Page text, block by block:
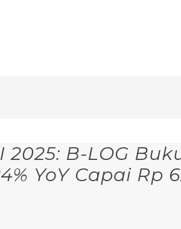
2025: B-LOG
YoY Capai Rp